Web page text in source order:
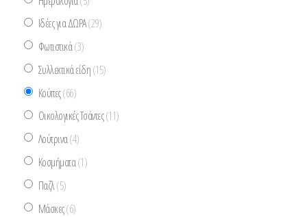
Ιδέες για ΔΩΡΑ(29)
Φωτιστικά(3)
Συλλεκτικά είδη(15)
Κούπες(66)
Οικολογικές Τσάντες(11)
Λούτρινα(4)
Κοσμήματα(1)
Παζλ(5)
Μάσκες(6)